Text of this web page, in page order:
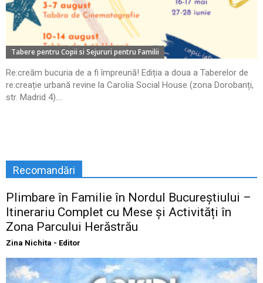
Tabere pentru Copii si Sejururi pentru Familii
Re:creăm bucuria de a fi împreună! Ediția a doua a Taberelor de
re:creație urbană revine la Carolia Social House (zona Dorobanți,
str. Madrid 4)....
Recomandări
Plimbare în Familie în Nordul Bucureștiului –
Itinerariu Complet cu Mese și Activități în
Zona Parcului Herăstrău
Zina Nichita - Editor